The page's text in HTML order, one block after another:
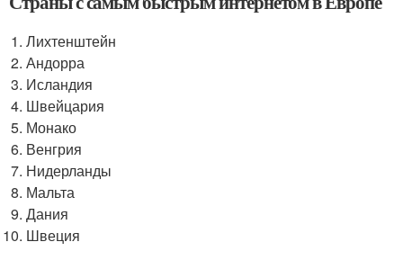
Лихтенштейн
Андорра
Исландия
Швейцария
Монако
Венгрия
Нидерланды
Мальта
Дания
Швеция